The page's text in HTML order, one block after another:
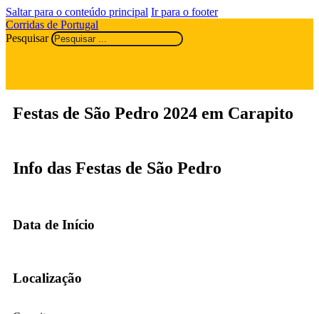
Saltar para o conteúdo principal Ir para o footer
Corridas de Portugal
Pesquisar
Festas de São Pedro 2024 em Carapito
Info das Festas de São Pedro
Data de Início
Localização